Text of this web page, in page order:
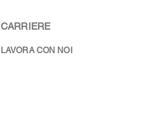
CARRIERE
LAVORA CON NOI